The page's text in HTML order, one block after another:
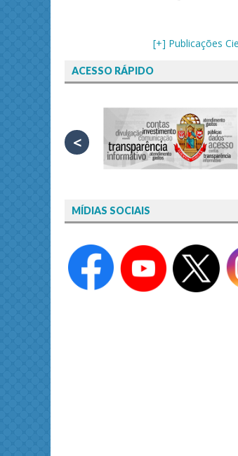
[+] Publicações
ACESSO RÁPIDO
<
MÍDIAS SOCIAIS